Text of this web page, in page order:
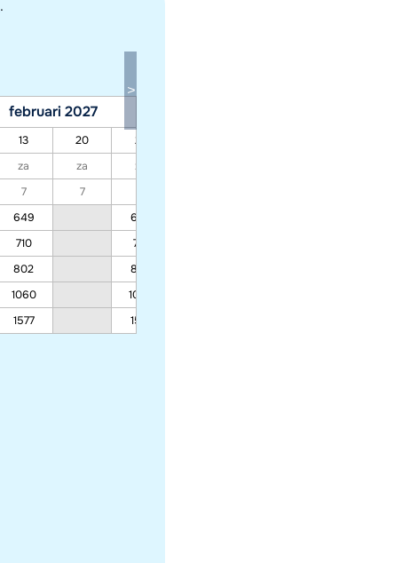
.
februari 2027
13 20 27
za za za
7 7
649 649
710 710
802 802
1060 1060
1577 1577